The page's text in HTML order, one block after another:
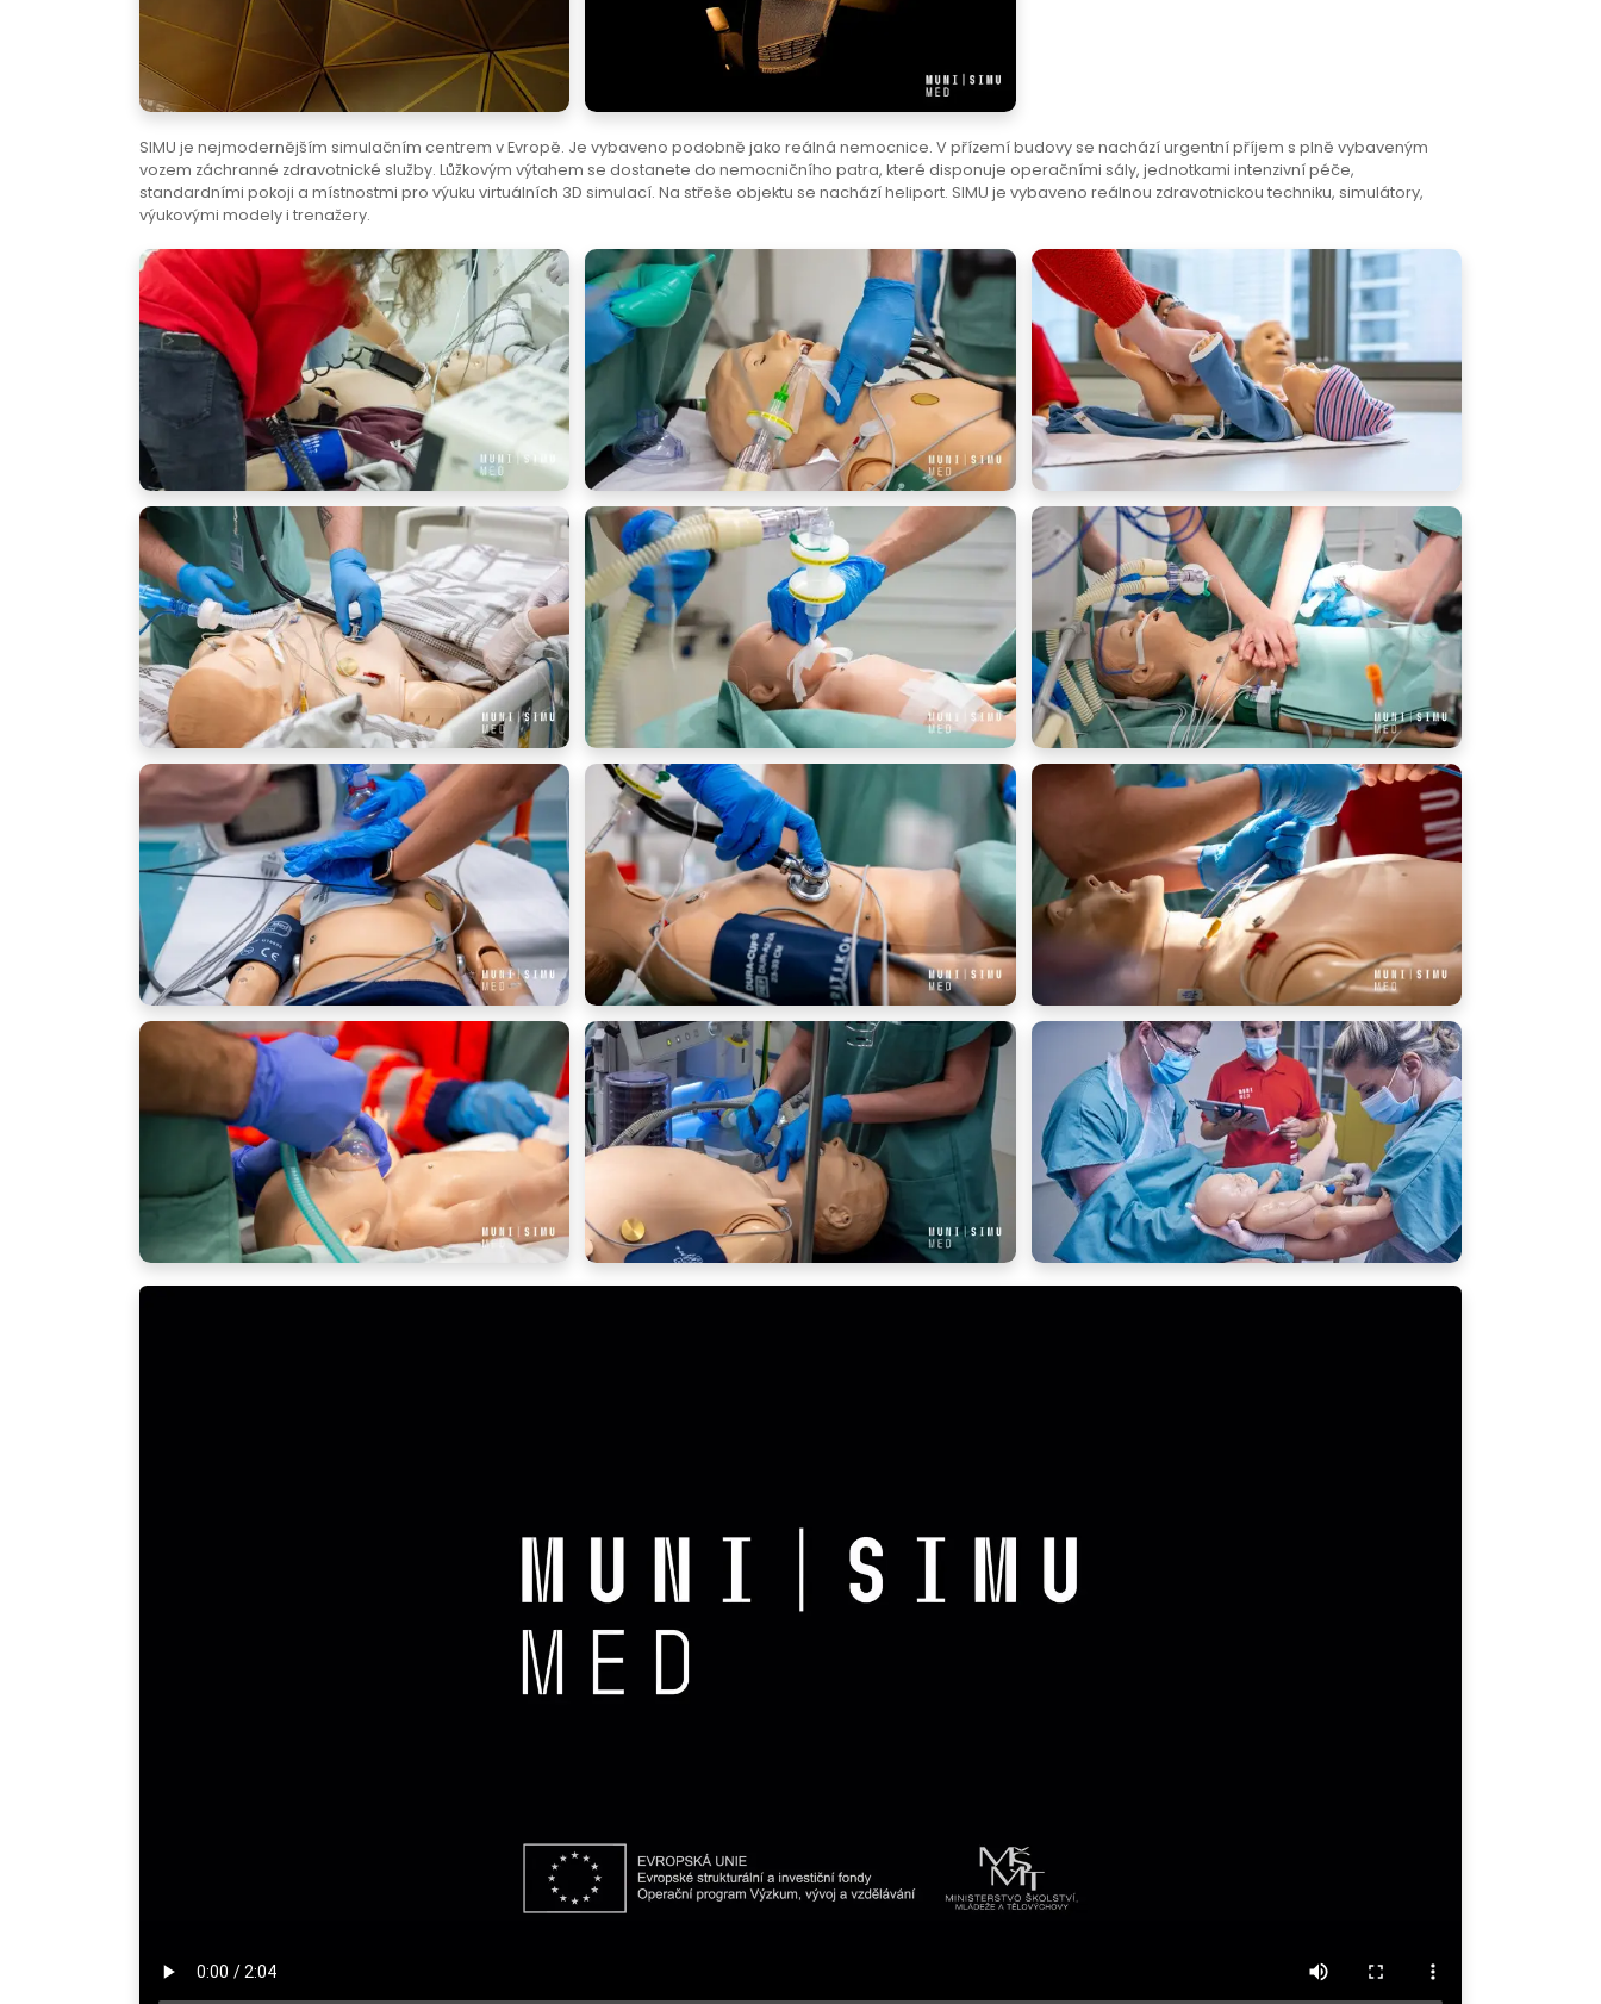
SIMU je nejmodernějším simulačním centrem v Evropě. Je vybaveno podobně jako reálná nemocnice. V přízemí budovy se nachází urgentní příjem s plně vybaveným
vozem záchranné zdravotnické služby. Lůžkovým výtahem se dostanete do nemocničního patra, které disponuje operačními sály, jednotkami intenzivní péče,
standardními pokoji a místnostmi pro výuku virtuálních 3D simulací. Na střeše objektu se nachází heliport. SIMU je vybaveno reálnou zdravotnickou techniku, simulátory,
výukovými modely i trenažery.